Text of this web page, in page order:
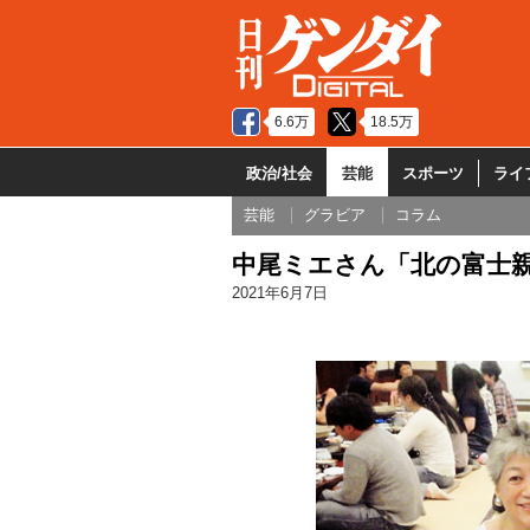
6.6万 18.5万
政治/社会 芸能 スポーツ ライ
芸能 グラビア コラム
中尾ミエさん「北の富士
2021年6月7日